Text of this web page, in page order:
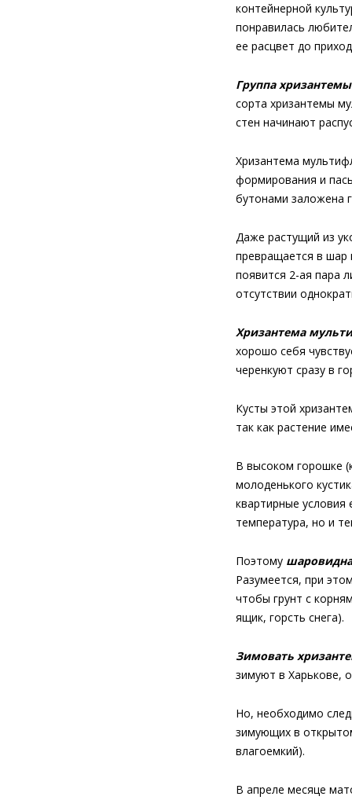
контейнерной
понравилась
ее расцвет до
Группа
сорта хризантемы
стен начинают
Хризантема
формирования и
бутонами заложена
Даже растущий из
превращается в
появится 2-ая пара
отсутствии
Хризантема
хорошо себя
черенкуют сразу в
Кусты этой
так как растение
В высоком горошке
молоденького
квартирные условия
температура, но и
Поэтому
Разумеется, при
чтобы грунт с
ящик, горсть снега).
Зимовать
зимуют в Харькове,
Но, необходимо
зимующих в
влагоемкий).
В апреле месяце